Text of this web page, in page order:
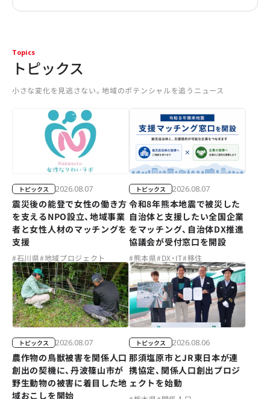
Topics
トピックス
小さな変化を見逃さない。地域のポテンシャルを追うニュース
トピックス 2026.08.07
震災後の能登で女性の働き方
を支えるNPO設立、地域事業
者と女性人材のマッチングを
支援
#石川県#地域プロジェクト
トピックス 2026.08.07
令和8年熊本地震で被災した
自治体と支援したい全国企業
をマッチング、自治体DX推進
協議会が受付窓口を開設
#熊本県#DX・IT#移住
トピックス 2026.08.07
農作物の鳥獣被害を関係人口
創出の契機に、丹波篠山市が
野生動物の被害に着目した地
域おこしを開始
トピックス 2026.08.06
那須塩原市とJR東日本が連
携協定、関係人口創出プロジ
ェクトを始動